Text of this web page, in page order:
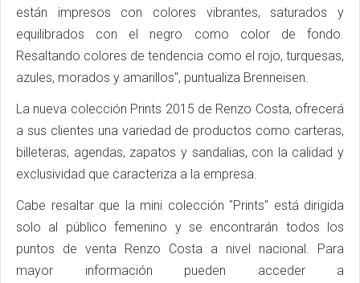
están impresos con colores vibrantes, saturados y
equilibrados con el negro como color de fondo.
Resaltando colores de tendencia como el rojo, turquesas,
azules, morados y amarillos", puntualiza Brenneisen.
La nueva colección Prints 2015 de Renzo Costa, ofrecerá
a sus clientes una variedad de productos como carteras,
billeteras, agendas, zapatos y sandalias, con la calidad y
exclusividad que caracteriza a la empresa.
Cabe resaltar que la mini colección "Prints" está dirigida
solo al público femenino y se encontrarán todos los
puntos de venta Renzo Costa a nivel nacional. Para
mayor información pueden acceder a